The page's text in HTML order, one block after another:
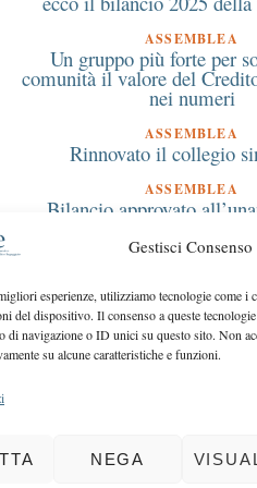
Gestisci Consenso
esperienze, utilizziamo tecnologie come i
del dispositivo. Il consenso a queste
di navigazione o ID unici su questo sito. Non
su alcune caratteristiche e funzioni.
NEGA
ASSEMBLEA
Un gruppo più forte per
comunità il valore del
nei numeri
ASSEMBLEA
Rinnovato il collegio
ASSEMBLEA
Bilancio approvato
EDITORIALE
Costruire futuro